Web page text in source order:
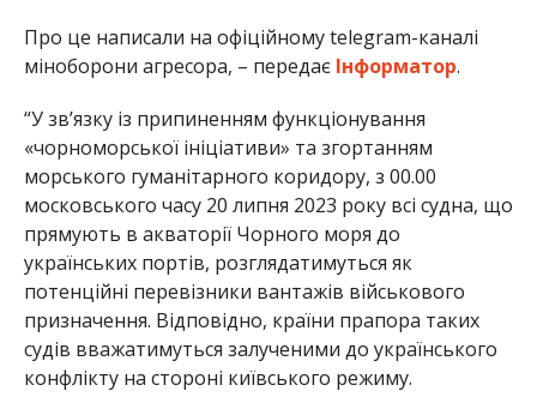
Про це написали на офіційному telegram-каналі
міноборони агресора, – передає Інформатор.
“У зв’язку із припиненням функціонування
«чорноморської ініціативи» та згортанням
морського гуманітарного коридору, з 00.00
московського часу 20 липня 2023 року всі судна, що
прямують в акваторії Чорного моря до
українських портів, розглядатимуться як
потенційні перевізники вантажів військового
призначення. Відповідно, країни прапора таких
судів вважатимуться залученими до українського
конфлікту на стороні київського режиму.